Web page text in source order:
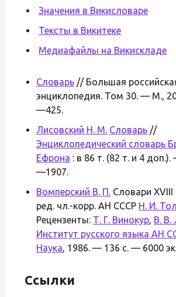
Значения в Викисловаре
Тексты в Викитеке
Медиафайлы на Викискладе
Словарь // Большая
энциклопедия. Том 30. — М.,
—425.
Лисовский Н. М. Словарь //
Энциклопедический словарь
Ефрона : в 86 т. (82 т. и 4
—1907.
Вомперский В. П. Словари XVIII
ред. чл.-корр. АН СССР Н. И.
Рецензенты: Т. Г. Винокур, В. В.
Институт русского языка АН
Наука, 1986. — 136 с. — 6000
Ссылки